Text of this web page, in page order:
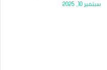
سبتمبر 10, 2025